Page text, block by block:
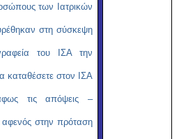
των Ιατρικών
στη σύσκεψη
του ΙΣΑ την
καταθέσετε στον ΙΣΑ
τις απόψεις –
στην πρόταση